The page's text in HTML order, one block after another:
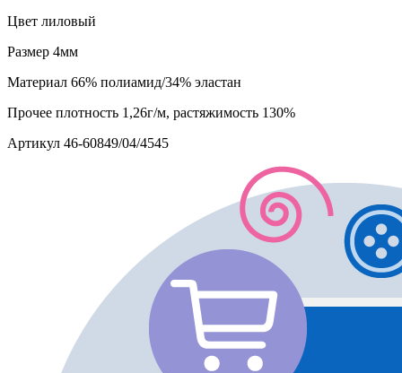
Цвет лиловый
Размер 4мм
Материал 66% полиамид/34% эластан
Прочее плотность 1,26г/м, растяжимость 130%
Артикул 46-60849/04/4545